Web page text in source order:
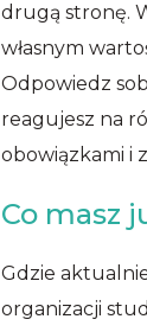
drugą stronę.
własnym
Odpowiedz
reagujesz na
obowiązkami i
Co masz
Gdzie
organizacji